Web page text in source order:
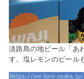
淡路島の地ビール「あ
す。塩レモンのビール